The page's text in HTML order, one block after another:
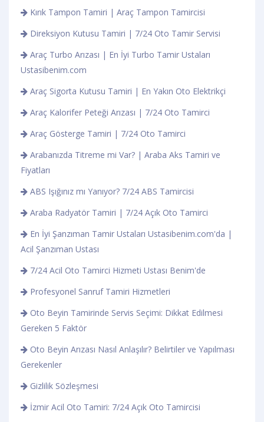
Kırık Tampon Tamiri | Araç Tampon Tamircisi
Direksiyon Kutusu Tamiri | 7/24 Oto Tamir Servisi
Araç Turbo Arızası | En İyi Turbo Tamir Ustaları
Ustasibenim.com
Araç Sigorta Kutusu Tamiri | En Yakın Oto Elektrikçi
Araç Kalorifer Peteği Arızası | 7/24 Oto Tamirci
Araç Gösterge Tamiri | 7/24 Oto Tamirci
Arabanızda Titreme mi Var? | Araba Aks Tamiri ve
Fiyatları
ABS Işığınız mı Yanıyor? 7/24 ABS Tamircisi
Araba Radyatör Tamiri | 7/24 Açık Oto Tamirci
En İyi Şanzıman Tamir Ustaları Ustasibenim.com'da |
Acil Şanzıman Ustası
7/24 Acil Oto Tamirci Hizmeti Ustası Benim'de
Profesyonel Sanruf Tamiri Hizmetleri
Oto Beyin Tamirinde Servis Seçimi: Dikkat Edilmesi
Gereken 5 Faktör
Oto Beyin Arızası Nasıl Anlaşılır? Belirtiler ve Yapılması
Gerekenler
Gizlilik Sözleşmesi
İzmir Acil Oto Tamiri: 7/24 Açık Oto Tamircisi